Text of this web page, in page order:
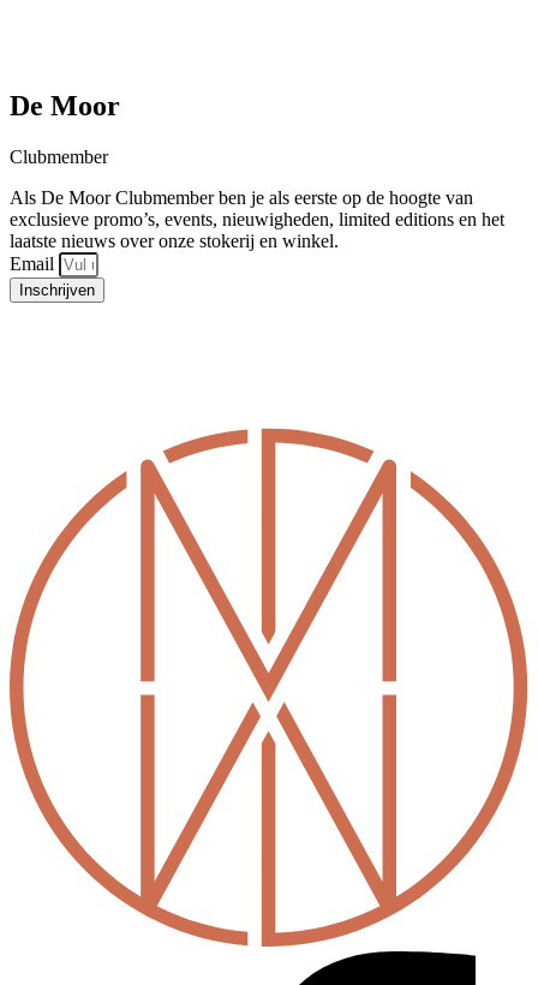
De Moor
Clubmember
Als De Moor Clubmember ben je als eerste op de hoogte van
exclusieve promo’s, events, nieuwigheden, limited editions en het
laatste nieuws over onze stokerij en winkel.
Email
Inschrijven